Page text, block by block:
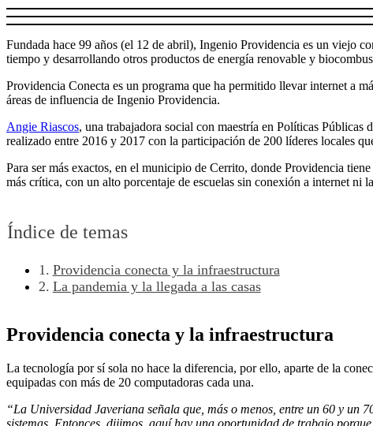
Fundada hace 99 años (el 12 de abril), Ingenio Providencia es un viejo
tiempo y desarrollando otros productos de energía renovable y
Providencia Conecta es un programa que ha permitido llevar internet a
áreas de influencia de Ingenio Providencia.
Angie Riascos, una trabajadora social con maestría en Políticas
realizado entre 2016 y 2017 con la participación de 200 líderes locales
Para ser más exactos, en el municipio de Cerrito, donde Providencia
más crítica, con un alto porcentaje de escuelas sin conexión a internet ni
Índice de temas
Providencia conecta y la infraestructura
La pandemia y la llegada a las casas
Providencia conecta y la infraestructura
La tecnología por sí sola no hace la diferencia, por ello, aparte de la
equipadas con más de 20 computadoras cada una.
“La Universidad Javeriana señala que, más o menos, entre un 60 y un
sistemas. Entonces, dijimos, aquí hay una oportunidad de trabajo